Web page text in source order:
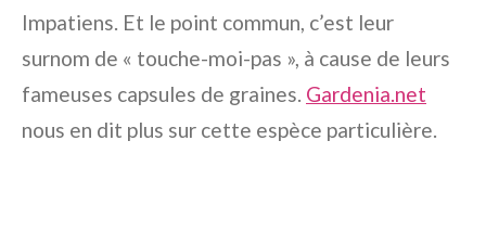
Impatiens. Et le point commun, c’est leur
surnom de « touche-moi-pas », à cause de leurs
fameuses capsules de graines. Gardenia.net
nous en dit plus sur cette espèce particulière.